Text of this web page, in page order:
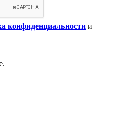
конфиденциальности и